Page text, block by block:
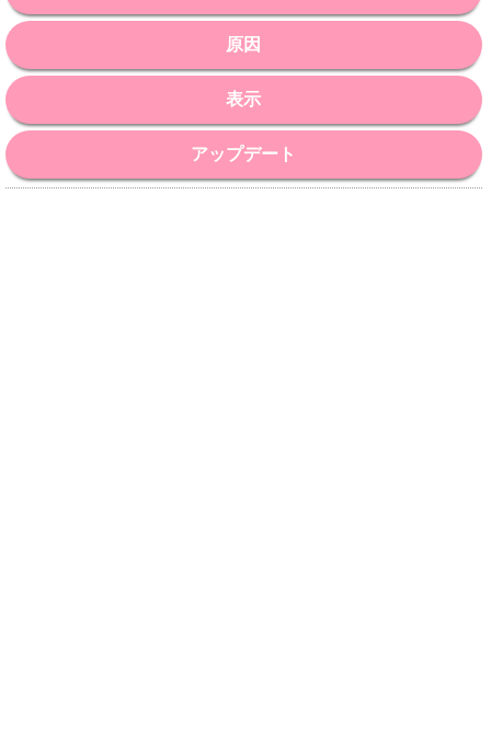
原因
表示
アップデート